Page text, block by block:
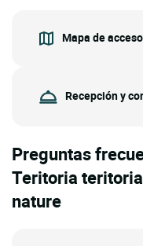
Mapa de
Recepción y
Preguntas
Teritoria
nature